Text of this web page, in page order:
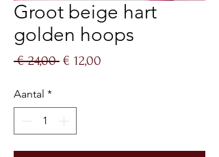
Groot beige hart
golden hoops
€ 24,00 Normale
€ 12,00
Aantal *